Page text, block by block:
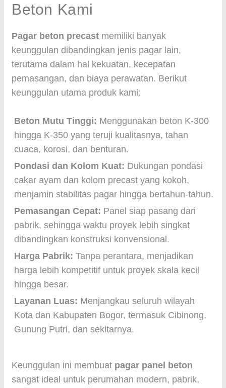
Beton Kami
Pagar beton precast memiliki banyak
keunggulan dibandingkan jenis pagar lain,
terutama dalam hal kekuatan, kecepatan
pemasangan, dan biaya perawatan. Berikut
keunggulan utama produk kami:
Beton Mutu Tinggi: Menggunakan beton K-300
hingga K-350 yang teruji kualitasnya, tahan
cuaca, korosi, dan benturan.
Pondasi dan Kolom Kuat: Dukungan pondasi
cakar ayam dan kolom precast yang kokoh,
menjamin stabilitas pagar hingga bertahun-tahun.
Pemasangan Cepat: Panel siap pasang dari
pabrik, sehingga waktu proyek lebih singkat
dibandingkan konstruksi konvensional.
Harga Pabrik: Tanpa perantara, menjadikan
harga lebih kompetitif untuk proyek skala kecil
hingga besar.
Layanan Luas: Menjangkau seluruh wilayah
Kota dan Kabupaten Bogor, termasuk Cibinong,
Gunung Putri, dan sekitarnya.
Keunggulan ini membuat pagar panel beton
sangat ideal untuk perumahan modern, pabrik,